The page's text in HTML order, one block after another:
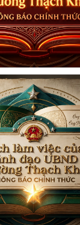
nhớ nguồn" tại
Hướng...
Internet, mạng xã
phố
ủy phường lần
Khôi - ngàn
dịch, ổ dịch trên
Quy chế quản lý